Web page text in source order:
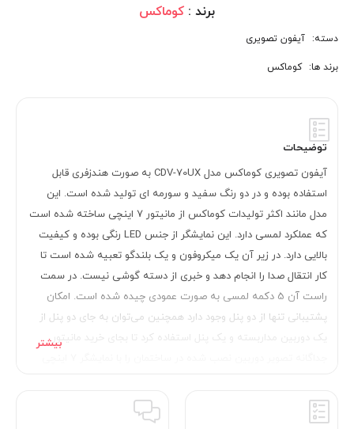
برند : کوماکس
دسته: آیفون تصویری
برند ها: کوماکس
توضیحات
آیفون تصویری کوماکس مدل CDV-70UX به صورت هندزفری قابل
استفاده بوده و در دو رنگ سفید و سورمه ای تولید شده است. این
مدل مانند اکثر تولیدات کوماکس از مانیتور 7 اینچی ساخته شده است
که عملکرد لمسی دارد. این نمایشگر از جنس LED رنگی بوده و کیفیت
بالایی دارد. در زیر آن یک میکروفون و یک بلندگو تعبیه شده است تا
کار انتقال صدا را انجام دهد و خبری از دسته گوشی نیست. در سمت
راست آن 5 دکمه لمسی به صورت عمودی چیده شده است. امکان
پشتیبانی تنها از دو پنل وجود دارد همچنین می‌توان به جای دو پنل از
یک دوربین مداربسته و یک پنل استفاده کرد تا بجای خرید مانیتور
ویژگی های منحصر به فرد این مدل است که با وجود آن می‌توان به طور
همزمان تصویر هر دو دوربین را رصد کرد. درب باز کن تصویری کوماکس